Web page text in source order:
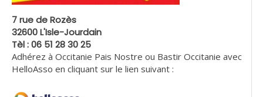
7 rue de Rozès
32600 L'Isle-Jourdain
Tèl : 06 51 28 30 25
Adhérez à Occitanie Pais Nostre ou Bastir Occitanie avec
HelloAsso en cliquant sur le lien suivant :